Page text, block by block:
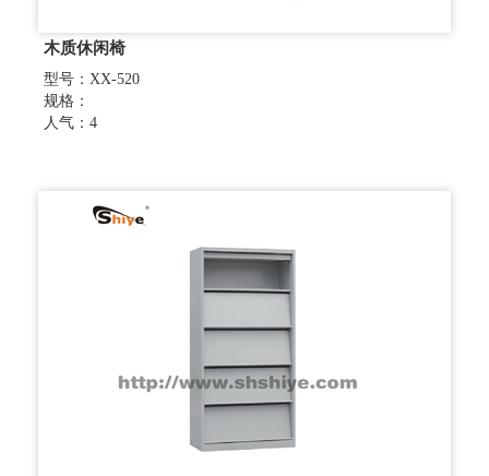
木质休闲椅
型号：XX-520
规格：
人气：4